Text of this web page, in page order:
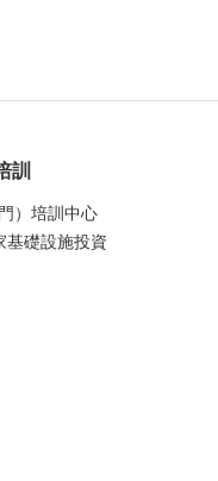
訓
）培訓中心
基礎設施投資